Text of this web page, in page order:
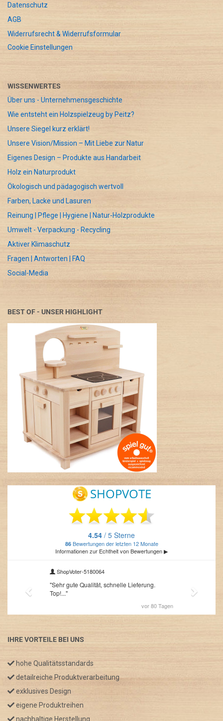
Datenschutz
AGB
Widerrufsrecht & Widerrufsformular
Cookie Einstellungen
WISSENWERTES
Über uns - Unternehmensgeschichte
Wie entsteht ein Holzspielzeug by Peitz?
Unsere Siegel kurz erklärt!
Unsere Vision/Mission – Mit Liebe zur Natur
Eigenes Design – Produkte aus Handarbeit
Holz ein Naturprodukt
Ökologisch und pädagogisch wertvoll
Farben, Lacke und Lasuren
Reinung | Pflege | Hygiene | Natur-Holzprodukte
Umwelt - Verpackung - Recycling
Aktiver Klimaschutz
Fragen | Antworten | FAQ
Social-Media
BEST OF - UNSER HIGHLIGHT
IHRE VORTEILE BEI UNS
hohe Qualitätsstandards
detailreiche Produktverarbeitung
exklusives Design
eigene Produktreihen
nachhaltige Herstellung